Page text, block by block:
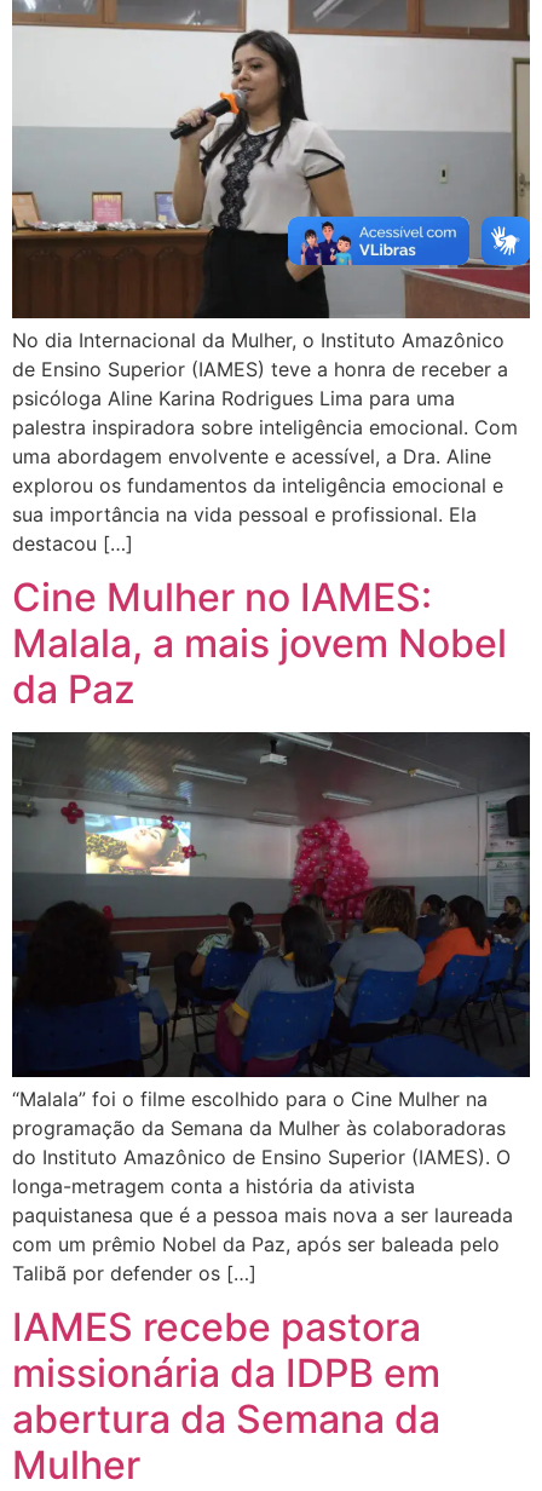
No dia Internacional da Mulher, o Instituto Amazônico
de Ensino Superior (IAMES) teve a honra de receber a
psicóloga Aline Karina Rodrigues Lima para uma
palestra inspiradora sobre inteligência emocional. Com
uma abordagem envolvente e acessível, a Dra. Aline
explorou os fundamentos da inteligência emocional e
sua importância na vida pessoal e profissional. Ela
destacou […]
Cine Mulher no IAMES:
Malala, a mais jovem Nobel
da Paz
“Malala” foi o filme escolhido para o Cine Mulher na
programação da Semana da Mulher às colaboradoras
do Instituto Amazônico de Ensino Superior (IAMES). O
longa-metragem conta a história da ativista
paquistanesa que é a pessoa mais nova a ser laureada
com um prêmio Nobel da Paz, após ser baleada pelo
Talibã por defender os […]
IAMES recebe pastora
missionária da IDPB em
abertura da Semana da
Mulher